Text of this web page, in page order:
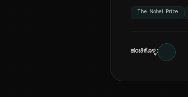
The Nobel Prize
ಹಂಚಿಕೊಳ್ಳಿ: